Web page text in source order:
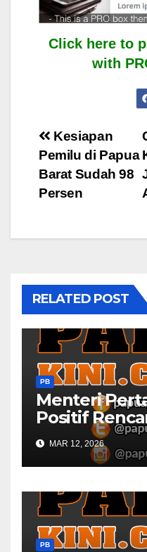
Click here to
with
Post
Kesiapan
Pemilu di Papua
Barat Sudah 98
Persen
RELATED POST
PB
Menteri
Positif
Sawah dan
Barat
MAR 12, 2026
PB